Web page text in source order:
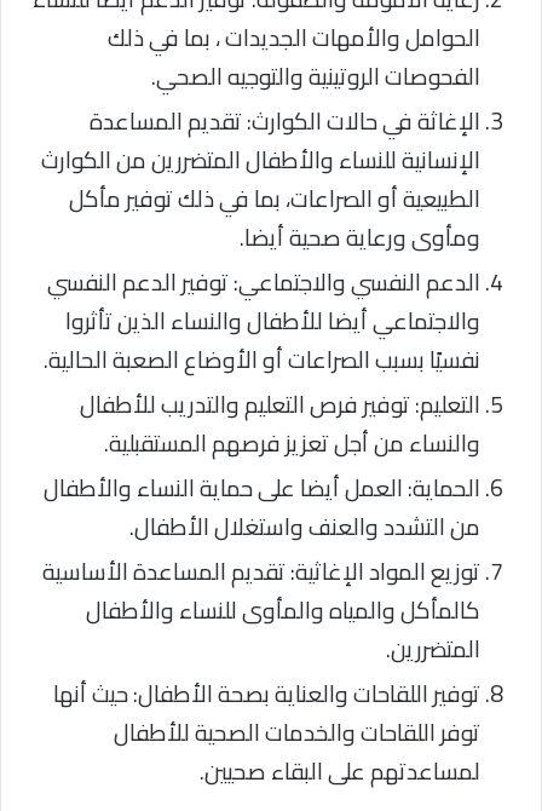
الحوامل والأمهات الجديدات ، بما في ذلك
الفحوصات الروتينية والتوجيه الصحي.
الإغاثة في حالات الكوارث: تقديم المساعدة
الإنسانية للنساء والأطفال المتضررين من الكوارث
الطبيعية أو الصراعات، بما في ذلك توفير مأكل
ومأوى ورعاية صحية أيضا.
الدعم النفسي والاجتماعي: توفير الدعم النفسي
والاجتماعي أيضا للأطفال والنساء الذين تأثروا
نفسيًا بسبب الصراعات أو الأوضاع الصعبة الحالية.
التعليم: توفير فرص التعليم والتدريب للأطفال
والنساء من أجل تعزيز فرصهم المستقبلية.
الحماية: العمل أيضا على حماية النساء والأطفال
من التشدد والعنف واستغلال الأطفال.
توزيع المواد الإغاثية: تقديم المساعدة الأساسية
كالمأكل والمياه والمأوى للنساء والأطفال
المتضررين.
توفير اللقاحات والعناية بصحة الأطفال: حيث أنها
توفر اللقاحات والخدمات الصحية للأطفال
لمساعدتهم على البقاء صحيين.